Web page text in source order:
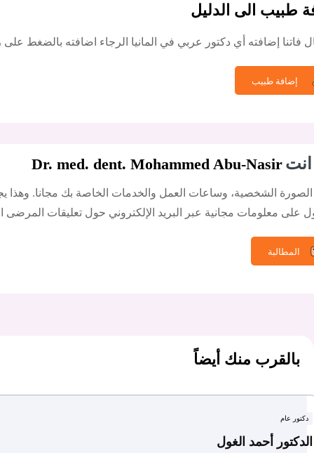
طبيب الى الدليل
فاتنا إضافته أي دكتور عربي في المانيا الرجاء اضافته بالضغط على
Dr. med. dent. Mohammed Abu-Nasir
الصورة الشخصية، وساعات العمل والخدمات الخاصة بك مجانا. وهذا
على معلومات مجانية عبر البريد الإلكتروني حول تعليقات المرضى
المطالبة
بالقرب منك أيضاً
دكتور عام
الدكتور أحمد الغول